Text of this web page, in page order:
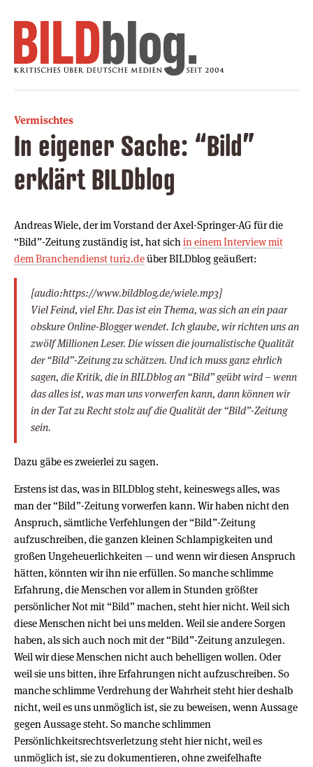
Vermischtes
In eigener Sache: “Bild”
erklärt BILDblog
Andreas Wiele, der im Vorstand der Axel-Springer-AG für die
“Bild”-Zeitung zuständig ist, hat sich in einem Interview mit
dem Branchendienst turi2.deüber BILDblog geäußert:
[audio:https://www.bildblog.de/wiele.mp3]
Viel Feind, viel Ehr. Das ist ein Thema, was sich an ein paar
obskure Online-Blogger wendet. Ich glaube, wir richten uns an
zwölf Millionen Leser. Die wissen die journalistische Qualität
der “Bild”-Zeitung zu schätzen. Und ich muss ganz ehrlich
sagen, die Kritik, die in BILDblog an “Bild” geübt wird – wenn
das alles ist, was man uns vorwerfen kann, dann können wir
in der Tat zu Recht stolz auf die Qualität der “Bild”-Zeitung
sein.
Dazu gäbe es zweierlei zu sagen.
Erstens ist das, was in BILDblog steht, keineswegs alles, was
man der “Bild”-Zeitung vorwerfen kann. Wir haben nicht den
Anspruch, sämtliche Verfehlungen der “Bild”-Zeitung
aufzuschreiben, die ganzen kleinen Schlampigkeiten und
großen Ungeheuerlichkeiten — und wenn wir diesen Anspruch
hätten, könnten wir ihn nie erfüllen. So manche schlimme
Erfahrung, die Menschen vor allem in Stunden größter
persönlicher Not mit “Bild” machen, steht hier nicht. Weil sich
diese Menschen nicht bei uns melden. Weil sie andere Sorgen
haben, als sich auch noch mit der “Bild”-Zeitung anzulegen.
Weil wir diese Menschen nicht auch behelligen wollen. Oder
weil sie uns bitten, ihre Erfahrungen nicht aufzuschreiben. So
manche schlimme Verdrehung der Wahrheit steht hier deshalb
nicht, weil es uns unmöglich ist, sie zu beweisen, wenn Aussage
gegen Aussage steht. So manche schlimmen
Persönlichkeitsrechtsverletzung steht hier nicht, weil es
unmöglich ist, sie zu dokumentieren, ohne zweifelhafte